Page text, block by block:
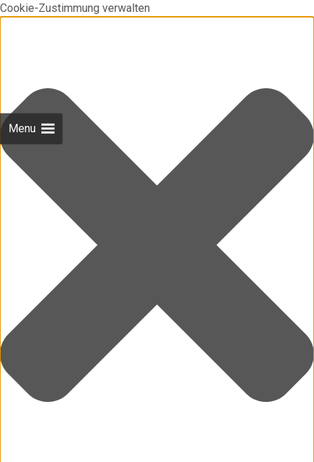
Cookie-Zustimmung verwalten
Menu